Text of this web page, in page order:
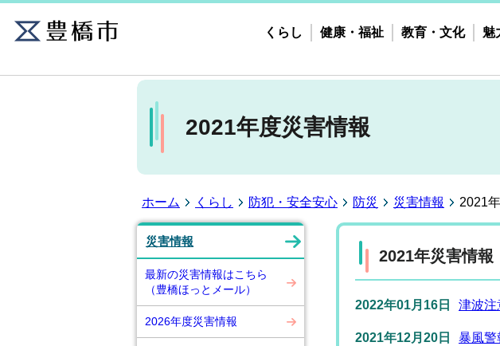
くらし 健康・福祉 教育・文化 魅
2021年度災害情報
ホーム くらし 防犯・安全安心 防災 災害情報 2021
災害情報
最新の災害情報はこちら
（豊橋ほっとメール）
2026年度災害情報
2021年災害情報
2022年01月16日 津波注
2021年12月20日 暴風警